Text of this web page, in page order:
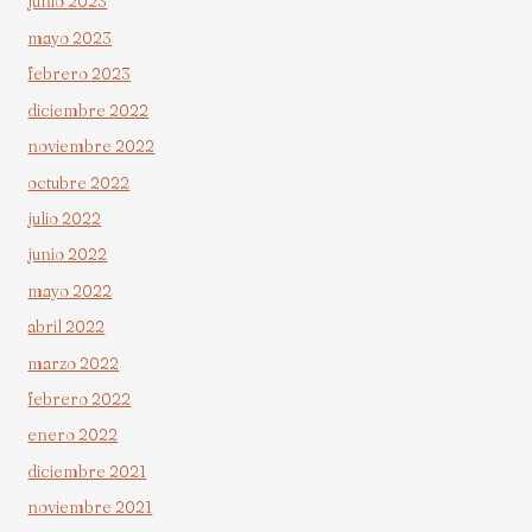
mayo 2023
febrero 2023
diciembre 2022
noviembre 2022
octubre 2022
julio 2022
junio 2022
mayo 2022
abril 2022
marzo 2022
febrero 2022
enero 2022
diciembre 2021
noviembre 2021